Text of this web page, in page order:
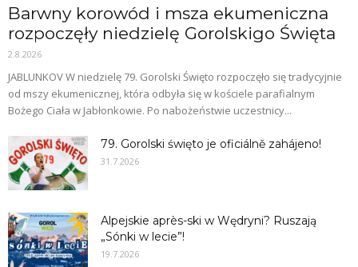
Barwny korowód i msza ekumeniczna
rozpoczęły niedzielę Gorolskigo Święta
2.8.2026
JABLUNKOV W niedzielę 79. Gorolski Święto rozpoczęło się tradycyjnie
od mszy ekumenicznej, która odbyła się w kościele parafialnym
Bożego Ciała w Jabłonkowie. Po nabożeństwie uczestnicy...
79. Gorolski święto je oficiálně zahájeno!
31.7.2026
Alpejskie après-ski w Wędryni? Ruszają
„Sónki w lecie”!
19.7.2026